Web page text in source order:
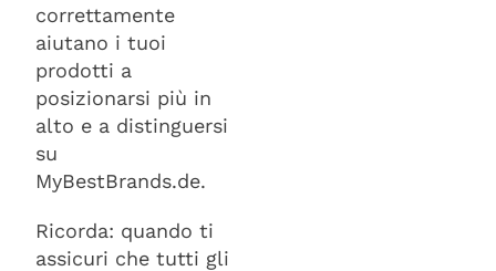
correttamente
aiutano i tuoi
prodotti a
posizionarsi più in
alto e a distinguersi
su
MyBestBrands.de.
Ricorda: quando ti
assicuri che tutti gli